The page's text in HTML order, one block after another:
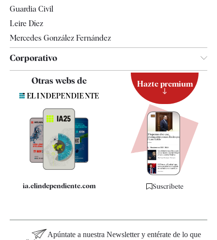
Guardia Civil
Leire Díez
Mercedes González Fernández
Corporativo
Contacto
Quiénes somos
Especificaciones
Otras webs de
ia.elindependiente.com
Hazte premium
Suscríbete
Apúntate a nuestra Newsletter y entérate de lo que